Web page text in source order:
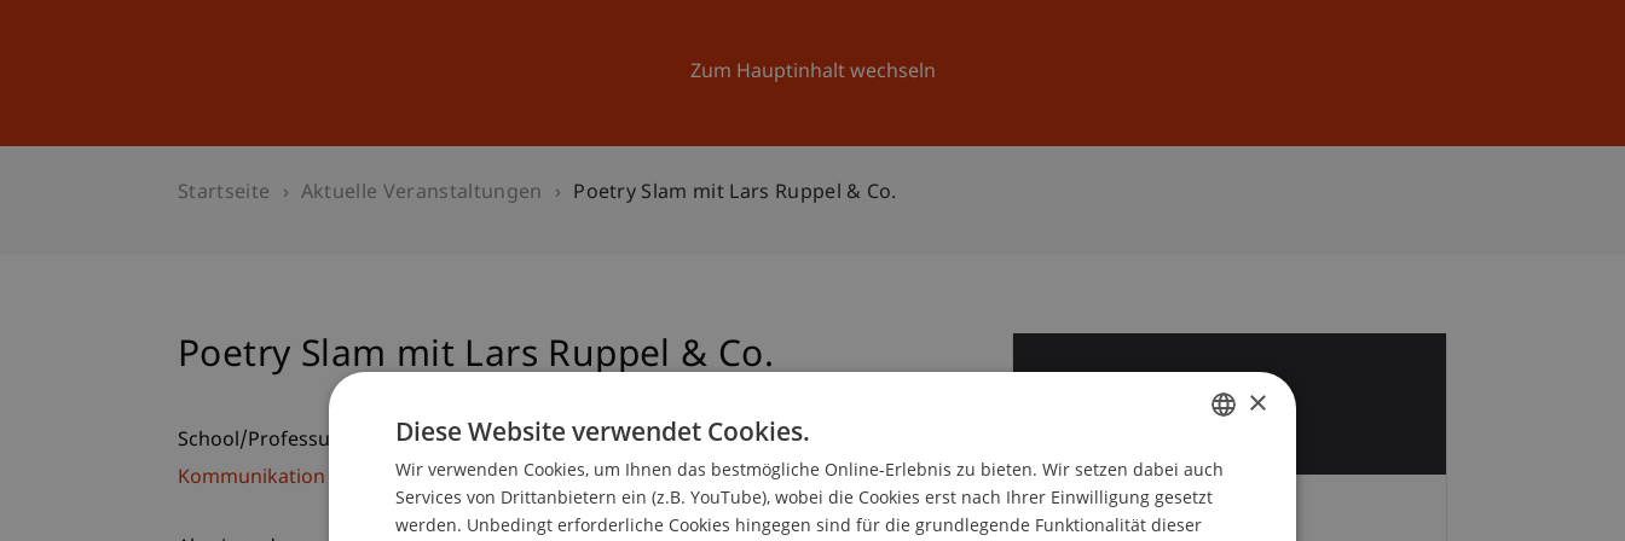
Zum Hauptinhalt wechseln
Universität Aktuelles
Startseite Aktuelle Veranstaltungen Poetry Slam mit Lars Ruppel & Co.
Poetry Slam mit Lars Ruppel & Co.
School/Professur:
Kommunikation und Marketing
Gebühren
GERMAN
ENGLISH
×
Diese Website verwendet Cookies.
Wir verwenden Cookies, um Ihnen das bestmögliche Online-Erlebnis zu bieten. Wir setzen dabei auch
Services von Drittanbietern ein (z.B. YouTube), wobei die Cookies erst nach Ihrer Einwilligung gesetzt
werden. Unbedingt erforderliche Cookies hingegen sind für die grundlegende Funktionalität dieser